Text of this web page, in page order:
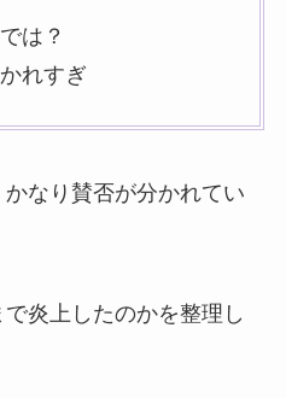
は？
れすぎ
なり賛否が分かれてい
炎上したのかを整理し